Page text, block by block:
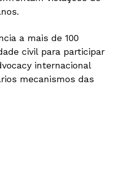
a mais de 100
civil para participar
internacional
mecanismos das